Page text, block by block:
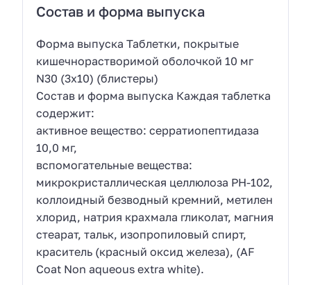
Состав и форма выпуска
Форма выпуска Таблетки, покрытые
кишечнорастворимой оболочкой 10 мг
N30 (3х10) (блистеры)
Состав и форма выпуска Каждая таблетка
содержит:
активное вещество: серратиопептидаза
10,0 мг,
вспомогательные вещества:
микрокристаллическая целлюлоза PH-102,
коллоидный безводный кремний, метилен
хлорид, натрия крахмала гликолат, магния
стеарат, тальк, изопропиловый спирт,
краситель (красный оксид железа), (AF
Coat Non aqueous extra white).